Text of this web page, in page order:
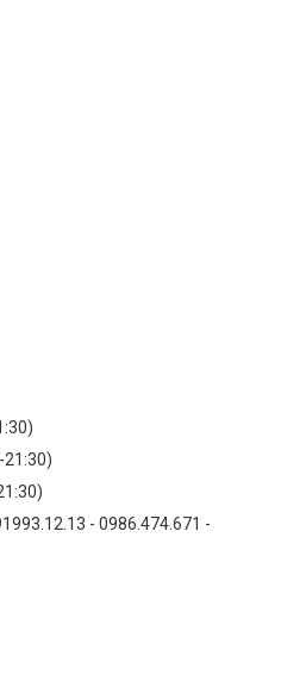
21:30)
- 0986.474.671 -